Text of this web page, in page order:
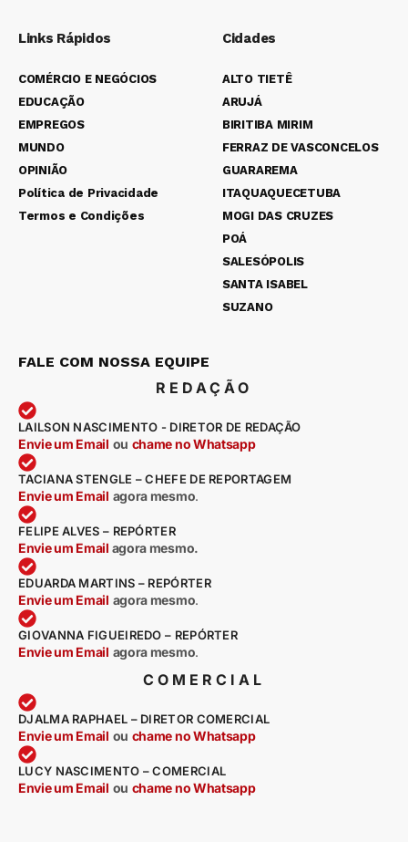
Links Rápidos
COMÉRCIO E NEGÓCIOS
EDUCAÇÃO
EMPREGOS
MUNDO
OPINIÃO
Política de Privacidade
Termos e Condições
Cidades
ALTO TIETÊ
ARUJÁ
BIRITIBA MIRIM
FERRAZ DE VASCONCELOS
GUARAREMA
ITAQUAQUECETUBA
MOGI DAS CRUZES
POÁ
SALESÓPOLIS
SANTA ISABEL
SUZANO
FALE COM NOSSA EQUIPE
REDAÇÃO
LAILSON NASCIMENTO - DIRETOR DE REDAÇÃO
Envie um Email ou chame no Whatsapp
TACIANA STENGLE – CHEFE DE REPORTAGEM
Envie um Email agora mesmo.
FELIPE ALVES – REPÓRTER
Envie um Email agora mesmo.
EDUARDA MARTINS – REPÓRTER
Envie um Email agora mesmo.
GIOVANNA FIGUEIREDO – REPÓRTER
Envie um Email agora mesmo.
COMERCIAL
DJALMA RAPHAEL – DIRETOR COMERCIAL
Envie um Email ou chame no Whatsapp
LUCY NASCIMENTO – COMERCIAL
Envie um Email ou chame no Whatsapp